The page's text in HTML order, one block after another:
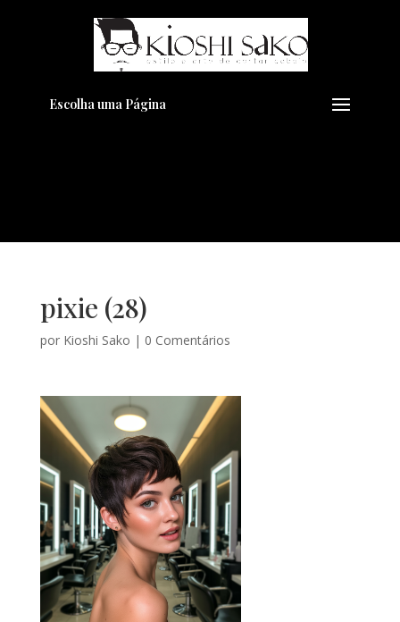
Escolha uma Página
pixie (28)
por Kioshi Sako | 0 Comentários
Pensando em transformar seu
Visual??